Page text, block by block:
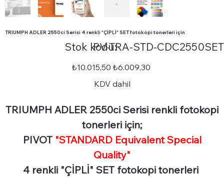
TRIUMPH ADLER 2550ci Serisi 4 renkli "ÇİPLİ" SET fotokopi tonerleri için
Stok kodu:
kodu:
STD-
CDC2550SET
PV-TRA-STD-CDC2550SET
Orijinal
fiyat
₺10.015,50 İndirimli
fiyat
₺6.009,30
KDV dahil
TRIUMPH ADLER 2550ci Serisi renkli fotokopi
tonerleri için;
PIVOT "STANDARD Equivalent Special
Quality"
4 renkli "ÇİPLİ" SET fotokopi tonerleri